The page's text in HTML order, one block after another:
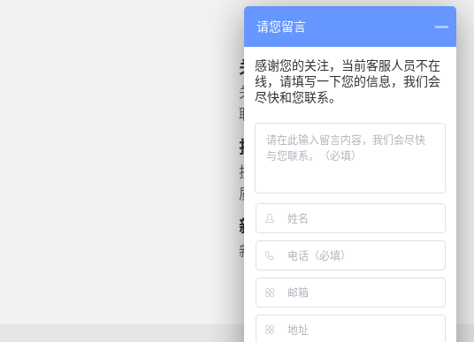
关于我们
关于我们
联系我们
技术支持
技术文档
质检报告
新闻资讯
新闻动态
产品信息
微生物质控菌株
遗传毒理
药敏检测
请您留言
感谢您的关注，当前客服人员不在
线，请填写一下您的信息，我们会
尽快和您联系。